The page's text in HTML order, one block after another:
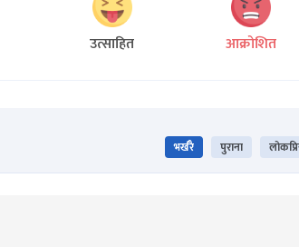
उत्साहित आक्रोशित
भर्खरै पुराना